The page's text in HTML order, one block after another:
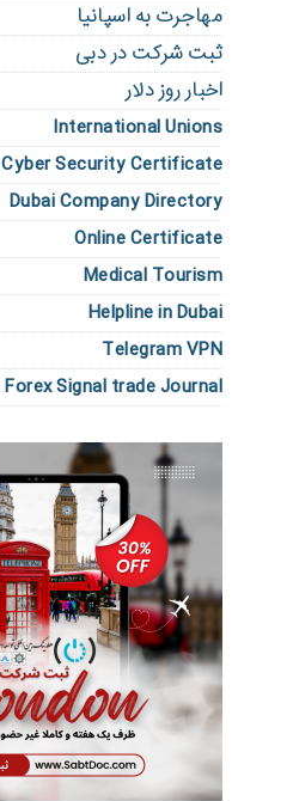
مهاجرت به اسپانیا
ثبت شرکت در دبی
اخبار روز دلار
International Unions
Cyber Security Certificate
Dubai Company Directory
Online Certificate
Medical Tourism
Helpline in Dubai
Telegram VPN
Forex Signal trade Journal